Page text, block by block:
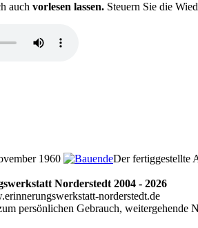
auch vorlesen lassen. Steuern Sie die
1960 Der fertiggestellte
Norderstedt 2004 - 2026
norderstedt.de
persönlichen Gebrauch,